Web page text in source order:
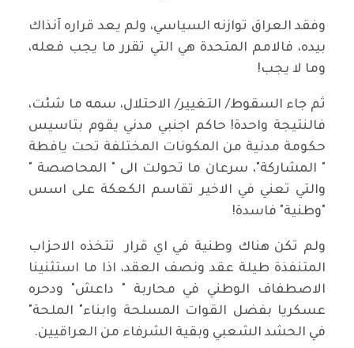
وفقد العراق توازنه السياسي، ولم يعد قراره آنذاك
بيده، فالامم المتحدة هي التي تقرر ما يجب فعله،
وما لا يجب!
ثم جاء السقوط/ التغيير/ الاحتلال، سمه ما شئت،
فالنتيجة واحدة! حاكم اجنبي مدني يقوم بتاسيس
حكومة مدنية من المكونات المختلفة تحت يافطة
" المشاركة"، سرعان ما تحولت الى " المحاصصة "
والتي تعني في الاخير تقاسم الكعكة على اسس
"وطنية" فاسدة!
ولم تكن هناك وطنية في اي قرار تتخذه الاحزاب
المتنفذة طيلة عقد ونصف العقد، اذا ما استثنينا
الاصطفاف الوطني في محاربة " داعش" ودحره
عسكريا بفضل القوات المسلحة وابناء" الملحة"
في الحشد الشعبي وبقية الشرفاء من العراقيين.